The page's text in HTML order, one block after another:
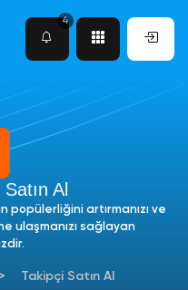
4
Al
popülerliğini artırmanızı ve
ulaşmanızı sağlayan
Takipçi Satın Al